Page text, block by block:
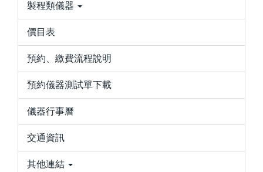
製程類儀器
價目表
預約、繳費流程說明
預約儀器測試單下載
儀器行事曆
交通資訊
其他連結